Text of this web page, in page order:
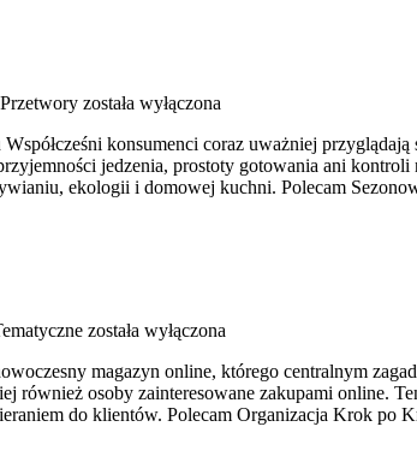
została wyłączona
konsumenci coraz uważniej
jedzenia, prostoty gotowania ani
ekologii i domowej kuchni. Polecam
została wyłączona
magazyn online, którego centralnym
również osoby zainteresowane zakupami online.
do klientów. Polecam Organizacja Krok